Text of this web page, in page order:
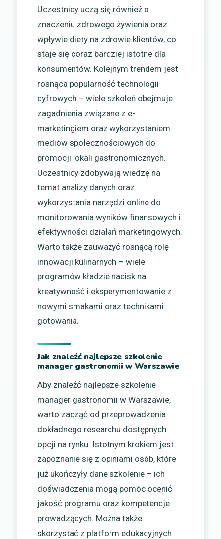
Uczestnicy uczą się również o
znaczeniu zdrowego żywienia oraz
wpływie diety na zdrowie klientów, co
staje się coraz bardziej istotne dla
konsumentów. Kolejnym trendem jest
rosnąca popularność technologii
cyfrowych – wiele szkoleń obejmuje
zagadnienia związane z e-
marketingiem oraz wykorzystaniem
mediów społecznościowych do
promocji lokali gastronomicznych.
Uczestnicy zdobywają wiedzę na
temat analizy danych oraz
wykorzystania narzędzi online do
monitorowania wyników finansowych i
efektywności działań marketingowych.
Warto także zauważyć rosnącą rolę
innowacji kulinarnych – wiele
programów kładzie nacisk na
kreatywność i eksperymentowanie z
nowymi smakami oraz technikami
gotowania.
Jak znaleźć najlepsze szkolenie
manager gastronomii w Warszawie
Aby znaleźć najlepsze szkolenie
manager gastronomii w Warszawie,
warto zacząć od przeprowadzenia
dokładnego researchu dostępnych
opcji na rynku. Istotnym krokiem jest
zapoznanie się z opiniami osób, które
już ukończyły dane szkolenie – ich
doświadczenia mogą pomóc ocenić
jakość programu oraz kompetencje
prowadzących. Można także
skorzystać z platform edukacyjnych